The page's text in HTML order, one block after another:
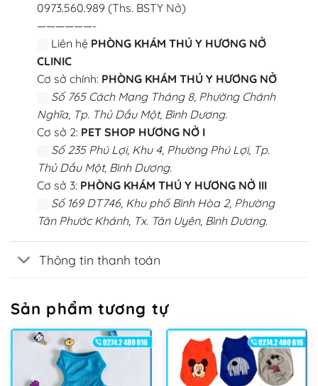
0973.560.989 (Ths. BSTY Nở)
——————-
Liên hệ PHÒNG KHÁM THÚ Y HƯƠNG NỞ
CLINIC
Cơ sở chính: PHÒNG KHÁM THÚ Y HƯƠNG NỞ
Số 765 Cách Mạng Tháng 8, Phường Chánh
Nghĩa, Tp. Thủ Dầu Một, Bình Dương.
Cơ sở 2: PET SHOP HƯƠNG NỞ I
Số 235 Phú Lợi, Khu 4, Phường Phú Lợi, Tp.
Thủ Dầu Một, Bình Dương.
Cơ sở 3: PHÒNG KHÁM THÚ Y HƯƠNG NỞ III
Số 169 DT746, Khu phố Bình Hòa 2, Phường
Tân Phước Khánh, Tx. Tân Uyên, Bình Dương.
Thông tin thanh toán
Sản phẩm tương tự